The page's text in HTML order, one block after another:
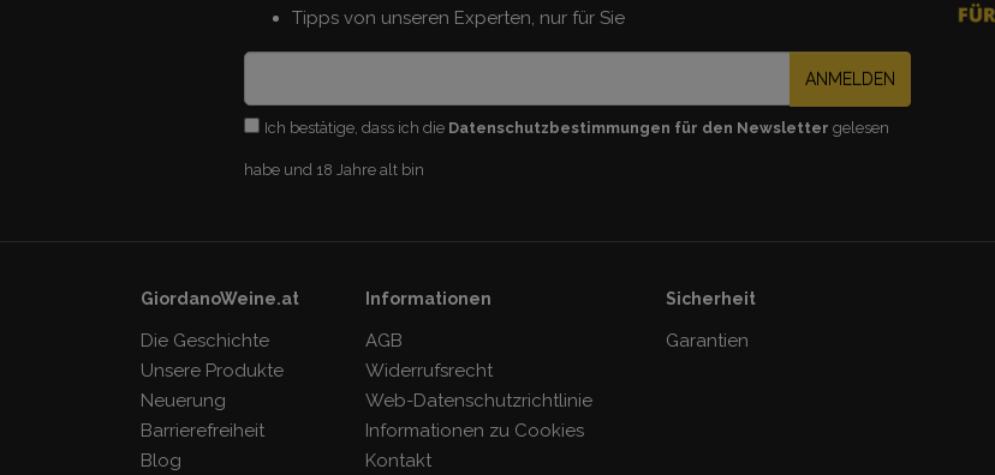
Tipps von unseren Experten, nur für Sie
ANMELDEN
Ich bestätige, dass ich die Datenschutzbestimmungen für den Newsletter gelesen
habe und 18 Jahre alt bin
GiordanoWeine.at
Die Geschichte
Unsere Produkte
Neuerung
Barrierefreiheit
Blog
Informationen
AGB
Widerrufsrecht
Web-Datenschutzrichtlinie
Informationen zu Cookies
Kontakt
Sicherheit
Garantien